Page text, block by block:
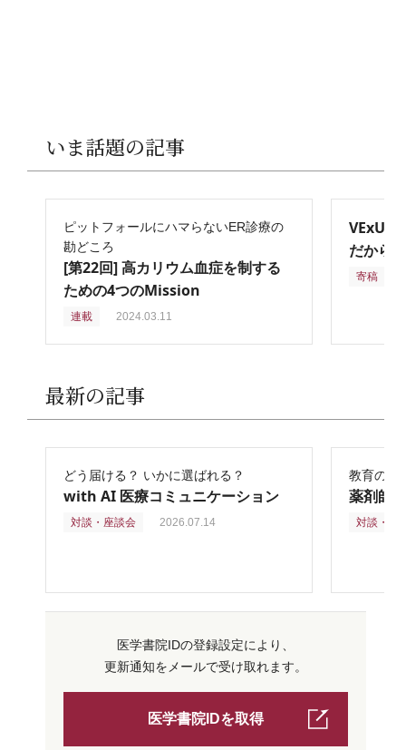
いま話題の記事
ピットフォールにハマらないER診療の
勘どころ
[第22回] 高カリウム血症を制する
ための4つのMission
連載 2024.03.11
VExUS
だから
寄稿
最新の記事
どう届ける？ いかに選ばれる？
with AI 医療コミュニケーション
対談・座談会 2026.07.14
教育の再
薬剤師
対談・座
医学書院IDの登録設定により、
更新通知をメールで受け取れます。
医学書院IDを取得